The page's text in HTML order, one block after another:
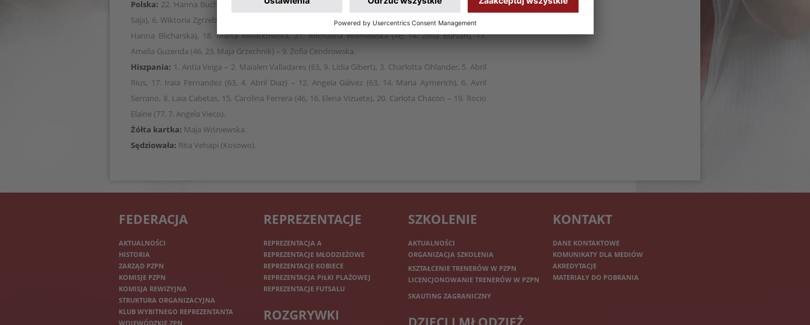
Polska: 22. Hanna Buchta – 5. Zofia Świtała, 13. Helena Zarzycka, 20. Maja Wiśniewska (46, 3. Lena
Saja), 6. Wiktoria Zgrzeba, 19. Blanka Zając (67, 16. Lena Januszyńska) – 11. Nikola Gałuszka (79, 10.
Hanna Blicharska), 18. Marta Kwiatkowska, 21. Michalina Wiśniewska (46, 14. Zofia Burzan), 17.
Amelia Guzenda (46, 23. Maja Grzechnik) – 9. Zofia Cendrowska.
Hiszpania: 1. Antia Veiga – 2. Maialen Valladares (63, 9. Lidia Gibert), 3. Charlotta Ohlander, 5. Abril
Rius, 17. Iraia Fernandez (63, 4. Abril Diaz) – 12. Angela Gálvez (63, 14. Maria Aymerich), 6. Avril
Serrano, 8. Laia Cabetas, 15. Carolina Ferrera (46, 16. Elena Vizuete), 20. Carlota Chacon – 19. Rocio
Elaine (77, 7. Angela Vieco).
Żółta kartka: Maja Wiśniewska.
Sędziowała: Rita Vehapi (Kosowo).
FEDERACJA
AKTUALNOŚCI
HISTORIA
ZARZĄD PZPN
KOMISJE PZPN
KOMISJA REWIZYJNA
STRUKTURA ORGANIZACYJNA
KLUB WYBITNEGO REPREZENTANTA
WOJEWÓDZKIE ZPN
REPREZENTACJE
REPREZENTACJA A
REPREZENTACJE MŁODZIEŻOWE
REPREZENTACJE KOBIECE
REPREZENTACJA PIŁKI PLAŻOWEJ
REPREZENTACJE FUTSALU
ROZGRYWKI
SZKOLENIE
AKTUALNOŚCI
ORGANIZACJA SZKOLENIA
KSZTAŁCENIE TRENERÓW W PZPN
LICENCJONOWANIE TRENERÓW W PZPN
SKAUTING ZAGRANICZNY
KONTAKT
DANE KONTAKTOWE
KOMUNIKATY DLA MEDIÓW
AKREDYTACJE
MATERIAŁY DO POBRANIA